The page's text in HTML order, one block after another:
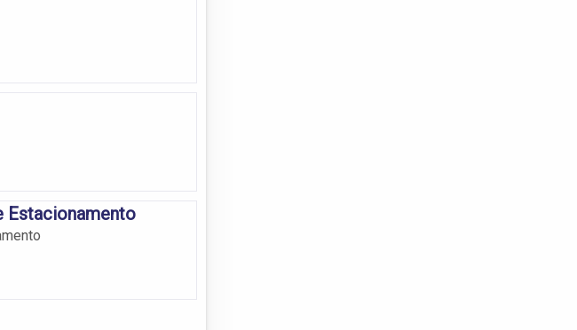
Estacionamento